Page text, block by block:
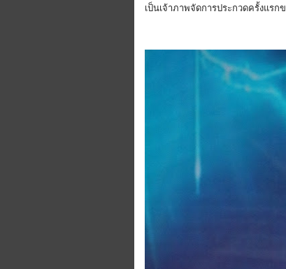
เป็นเจ้าภาพจัดการประกวดครั้งแรก